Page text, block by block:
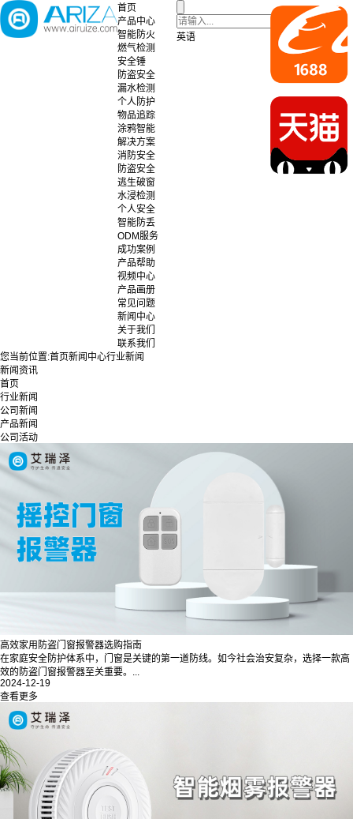
首页
产品中心
智能防火
燃气检测
安全锤
防盗安全
漏水检测
个人防护
物品追踪
涂鸦智能
解决方案
消防安全
防盗安全
逃生破窗
水浸检测
个人安全
智能防丢
ODM服务
成功案例
产品帮助
视频中心
产品画册
常见问题
新闻中心
关于我们
联系我们
英语
您当前位置:首页新闻中心行业新闻
新闻资讯
首页
行业新闻
公司新闻
产品新闻
公司活动
高效家用防盗门窗报警器选购指南
在家庭安全防护体系中，门窗是关键的第一道防线。如今社会治安复杂，选择一款高
效的防盗门窗报警器至关重要。...
2024-12-19
查看更多